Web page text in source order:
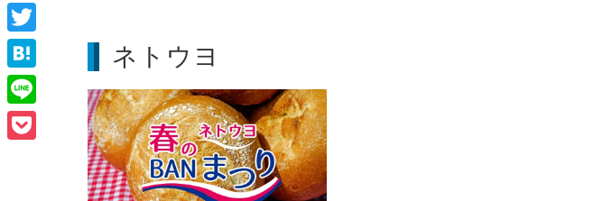
ネトウヨ
Facebook
Twitter
Hatena
Line